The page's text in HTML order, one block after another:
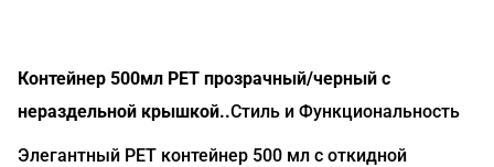
Контейнер 500мл PET прозрачный/черный с
нераздельной крышкой..Стиль и Функциональность
Элегантный PET контейнер 500 мл с откидной